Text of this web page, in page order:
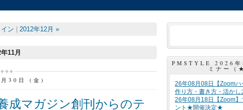
イン 2012年12月 »
11月
30日 (金)
成マガジン創刊からのテ
PMSTYLE 2026年
ミナー（
26年08月08日【Zoom
作り方・書き方・活かし
26年08月18日【Zoom】
ント★開催決定★